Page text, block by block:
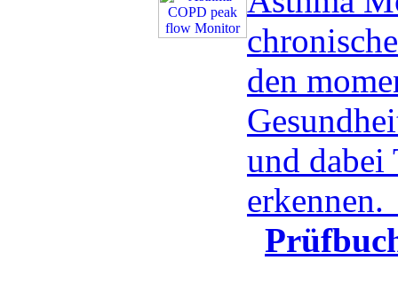
den
und dabei